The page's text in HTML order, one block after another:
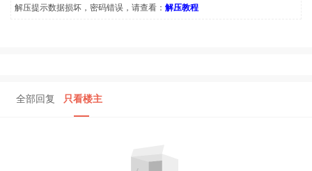
解压提示数据损坏，密码错误，请查看： 解压教程
全部回复 只看楼主